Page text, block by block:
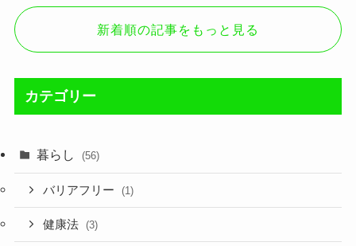
新着順の記事をもっと見る
カテゴリー
暮らし (56)
バリアフリー (1)
健康法 (3)